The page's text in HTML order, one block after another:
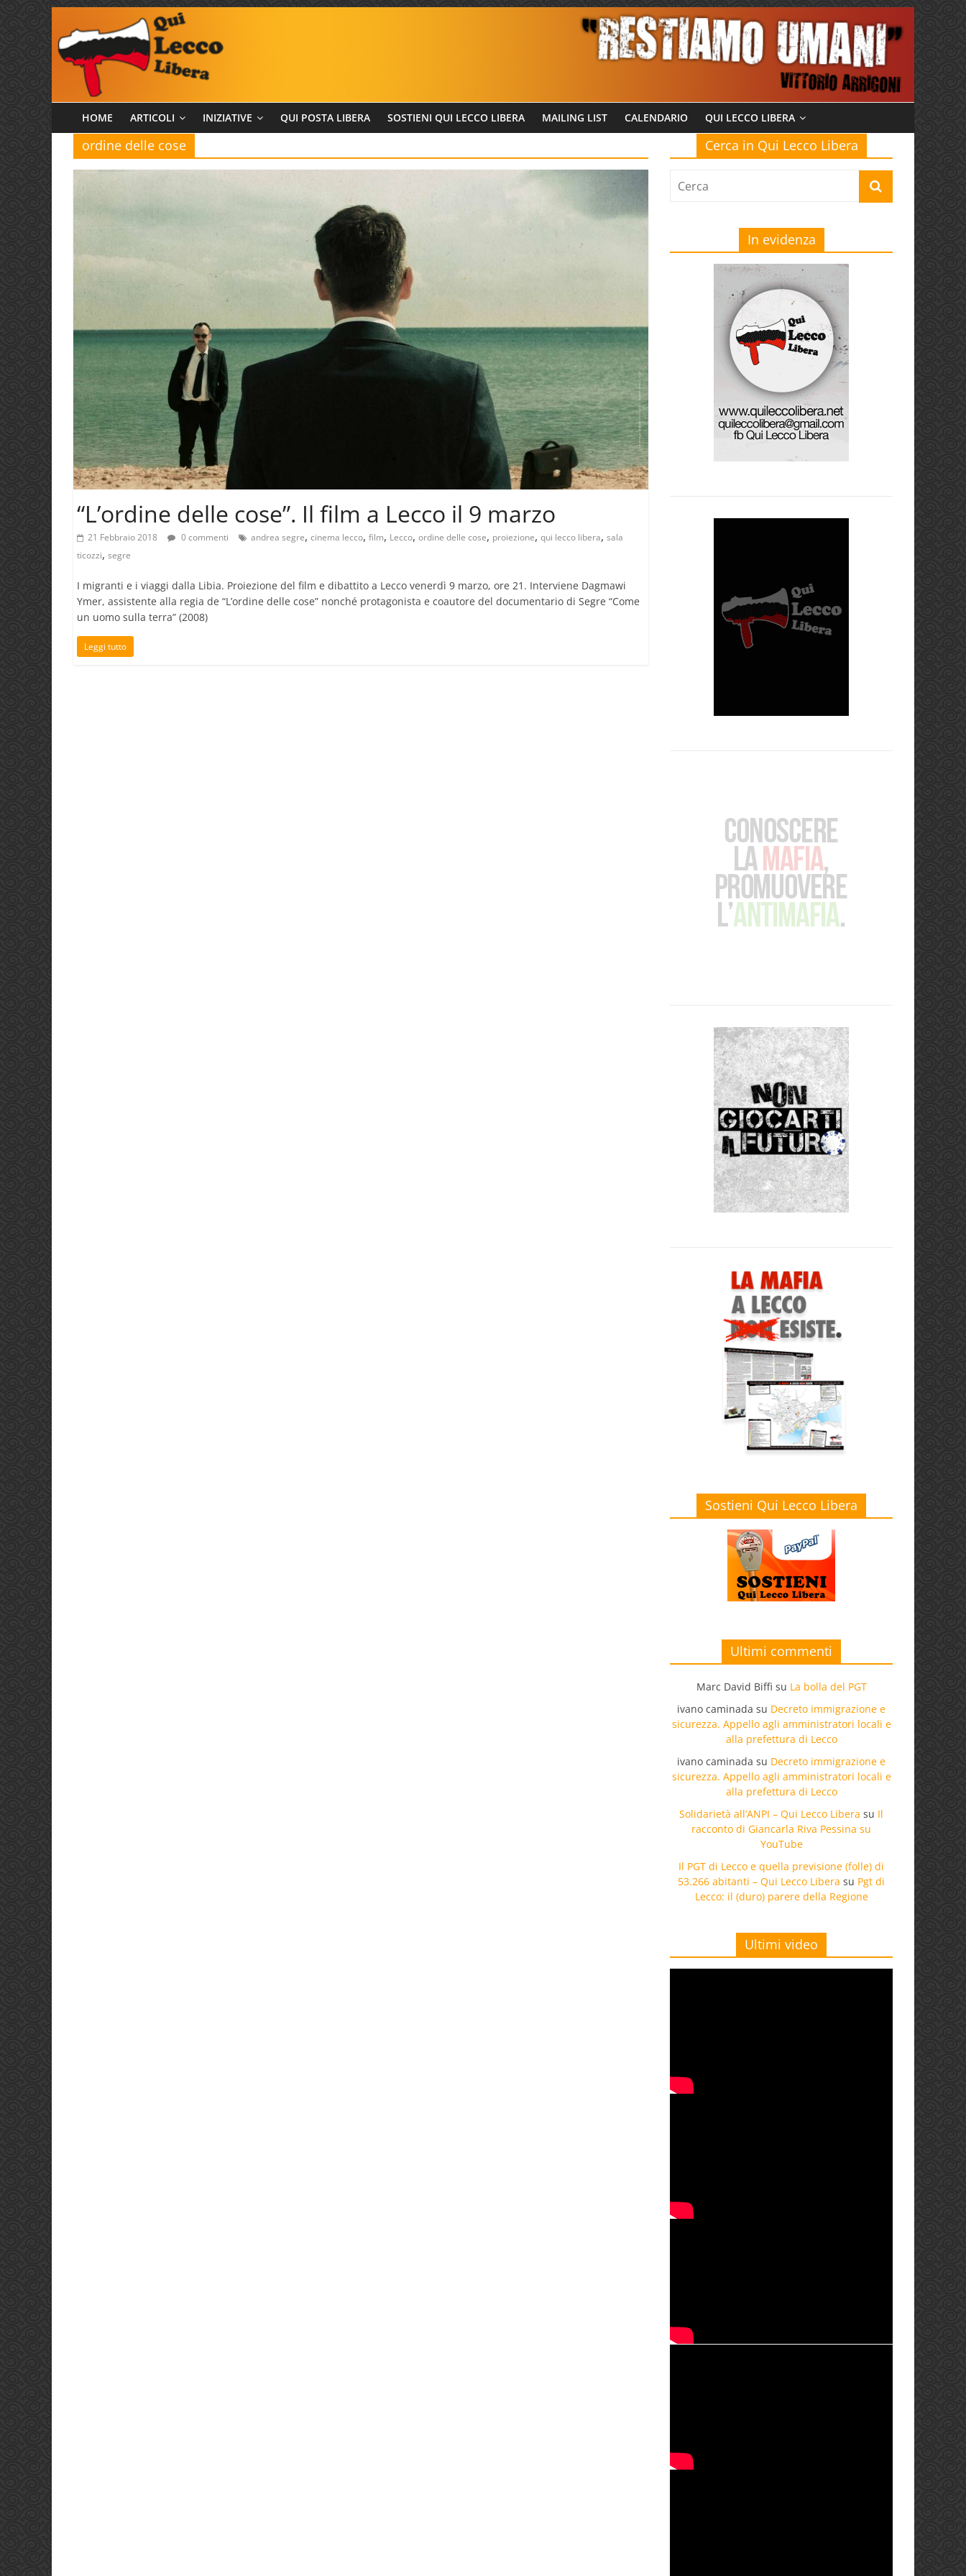
contenuto
Qui
Lecco
Libera
HOME ARTICOLI INIZIATIVE QUI POSTA LIBERA SOSTIENI QUI LECCO LIBERA MAILING LIST CALENDARIO QUI LECCO LIBERA
ordine delle cose
“L’ordine delle cose”. Il film a Lecco il 9 marzo
21 Febbraio 2018 0 commenti andrea segre, cinema lecco, film, Lecco, ordine delle cose, proiezione, qui lecco libera, sala
ticozzi, segre
I migranti e i viaggi dalla Libia. Proiezione del film e dibattito a Lecco venerdì 9 marzo, ore 21. Interviene Dagmawi
Ymer, assistente alla regia de “L’ordine delle cose” nonché protagonista e coautore del documentario di Segre “Come
un uomo sulla terra” (2008)
Leggi tutto
Cerca in Qui Lecco Libera
In evidenza
Sostieni Qui Lecco Libera
Ultimi commenti
Marc David Biffi su La bolla del PGT
ivano caminada su Decreto immigrazione e
sicurezza. Appello agli amministratori locali e
alla prefettura di Lecco
ivano caminada su Decreto immigrazione e
sicurezza. Appello agli amministratori locali e
alla prefettura di Lecco
Solidarietà all’ANPI – Qui Lecco Libera su Il
racconto di Giancarla Riva Pessina su
YouTube
Il PGT di Lecco e quella previsione (folle) di
53.266 abitanti – Qui Lecco Libera su Pgt di
Lecco: il (duro) parere della Regione
Ultimi video